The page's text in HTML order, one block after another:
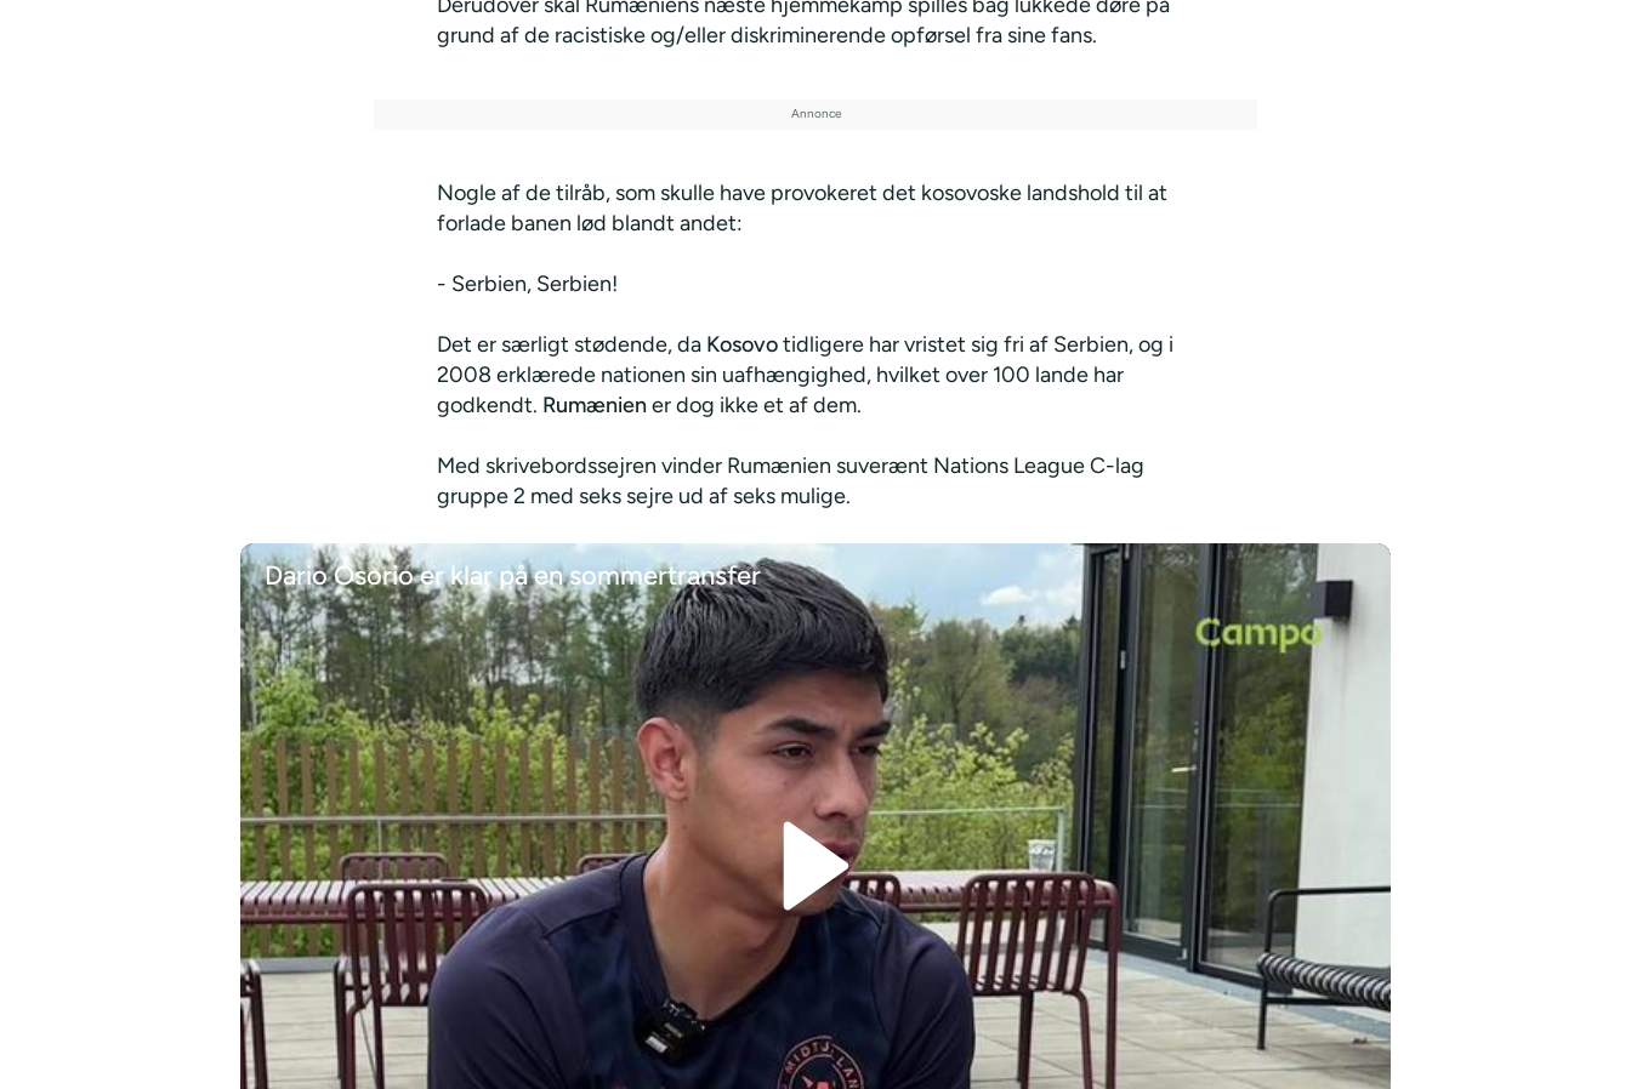
grund af de racistiske og/eller diskriminerende opførsel fra sine fans.
Nogle af de tilråb, som skulle have provokeret det kosovoske landshold til at
forlade banen lød blandt andet:
- Serbien, Serbien!
Det er særligt stødende, da Kosovotidligere har vristet sig fri af Serbien, og i
2008 erklærede nationen sin uafhængighed, hvilket over 100 lande har
godkendt. Rumæniener dog ikke et af dem.
Med skrivebordssejren vinder Rumænien suverænt Nations League C-lag
gruppe 2 med seks sejre ud af seks mulige.
Dario Osorio er klar på en sommertransfer